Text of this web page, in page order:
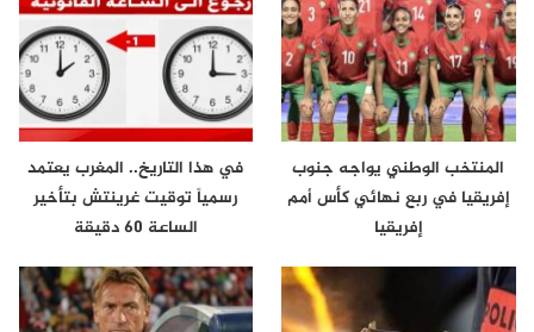
المنتخب الوطني يواجه جنوب
إفريقيا في ربع نهائي كأس أمم
إفريقيا
في هذا التاريخ.. المغرب يعتمد
رسمياً توقيت غرينتش بتأخير
الساعة 60 دقيقة